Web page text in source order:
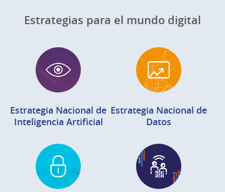
Estrategias para el mundo digital
Estrategia Nacional de
Inteligencia Artificial
Estrategia Nacional de
Datos